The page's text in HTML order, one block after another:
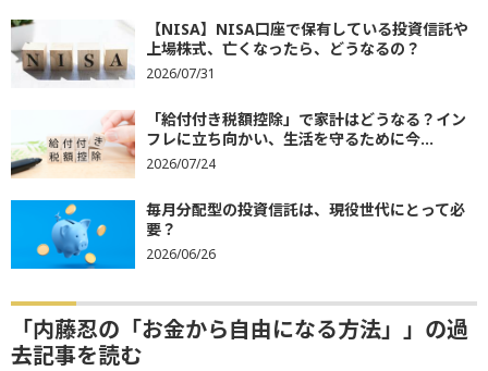
【NISA】NISA口座で保有している投資信託や
上場株式、亡くなったら、どうなるの？
2026/07/31
「給付付き税額控除」で家計はどうなる？イン
フレに立ち向かい、生活を守るために今...
2026/07/24
毎月分配型の投資信託は、現役世代にとって必
要？
2026/06/26
「内藤忍の「お金から自由になる方法」」の過
去記事を読む